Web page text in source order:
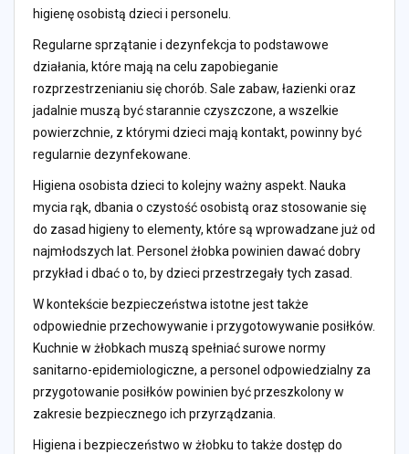
higienę osobistą dzieci i personelu.
Regularne sprzątanie i dezynfekcja to podstawowe
działania, które mają na celu zapobieganie
rozprzestrzenianiu się chorób. Sale zabaw, łazienki oraz
jadalnie muszą być starannie czyszczone, a wszelkie
powierzchnie, z którymi dzieci mają kontakt, powinny być
regularnie dezynfekowane.
Higiena osobista dzieci to kolejny ważny aspekt. Nauka
mycia rąk, dbania o czystość osobistą oraz stosowanie się
do zasad higieny to elementy, które są wprowadzane już od
najmłodszych lat. Personel żłobka powinien dawać dobry
przykład i dbać o to, by dzieci przestrzegały tych zasad.
W kontekście bezpieczeństwa istotne jest także
odpowiednie przechowywanie i przygotowywanie posiłków.
Kuchnie w żłobkach muszą spełniać surowe normy
sanitarno-epidemiologiczne, a personel odpowiedzialny za
przygotowanie posiłków powinien być przeszkolony w
zakresie bezpiecznego ich przyrządzania.
Higiena i bezpieczeństwo w żłobku to także dostęp do